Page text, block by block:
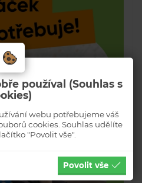
používal (Souhlas s
webu potřebujeme váš
cookies. Souhlas udělíte
"Povolit vše".
Povolit vše